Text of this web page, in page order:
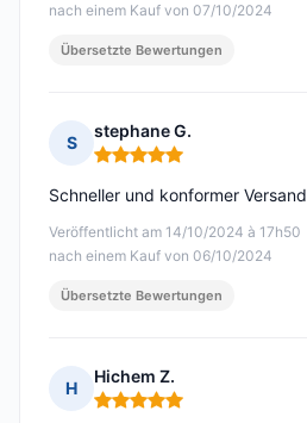
nach einem Kauf von 07/10/2024
Übersetzte Bewertungen
S
stephane G.
Hinweis: 5 von 5
Veröffentlicht am 14/10/2024 à 17h50
nach einem Kauf von 06/10/2024
Schneller und konformer Versand
Übersetzte Bewertungen
H
Hichem Z.
Hinweis: 5 von 5